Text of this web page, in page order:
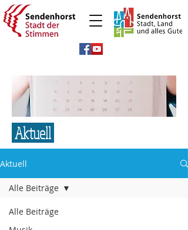
Aktuell
Aktuell
Alle Beiträge
Alle Beiträge